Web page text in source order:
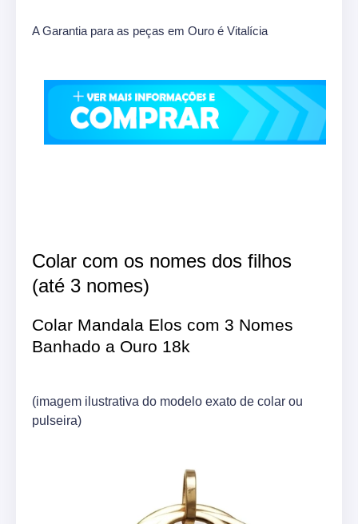
A Garantia para as peças em Ouro é Vitalícia
Colar com os nomes dos filhos
(até 3 nomes)
Colar Mandala Elos com 3 Nomes
Banhado a Ouro 18k
(imagem ilustrativa do modelo exato de colar ou
pulseira)